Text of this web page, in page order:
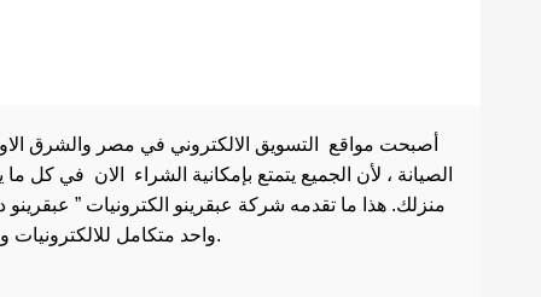
أصبحت مواقع التسويق الالكتروني في مصر والشرق
الصيانة ، لأن الجميع يتمتع بإمكانية الشراء الان في كل
منزلك. هذا ما تقدمه شركة عبقرينو الكترونيات ”
واحد متكامل للالكترونيات وادوات الصيانة . هذا ما يجعل موقع عبقرينو دوت كوم من أفضل مواقع تسوق عبر الإنترنت في مصر.